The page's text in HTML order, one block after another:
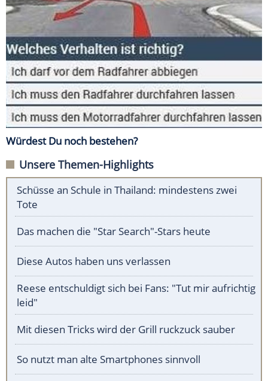
Würdest Du noch bestehen?
Unsere Themen-Highlights
Schüsse an Schule in Thailand: mindestens zwei
Tote
Das machen die "Star Search"-Stars heute
Diese Autos haben uns verlassen
Reese entschuldigt sich bei Fans: "Tut mir aufrichtig
leid"
Mit diesen Tricks wird der Grill ruckzuck sauber
So nutzt man alte Smartphones sinnvoll